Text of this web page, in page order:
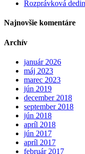
Rozprávková
Najnovšie komentáre
Archív
január 2026
máj 2023
marec 2023
jún 2019
december 2018
september 2018
jún 2018
apríl 2018
jún 2017
apríl 2017
február 2017